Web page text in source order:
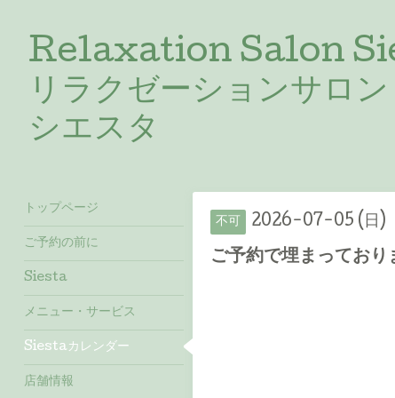
Relaxation Salon
リラクゼーションサロン
シエスタ
不可 2026-07-05 (日)
ご予約で埋まっており
トップページ
ご予約の前に
Siesta
メニュー・サービス
Siestaカレンダー
店舗情報